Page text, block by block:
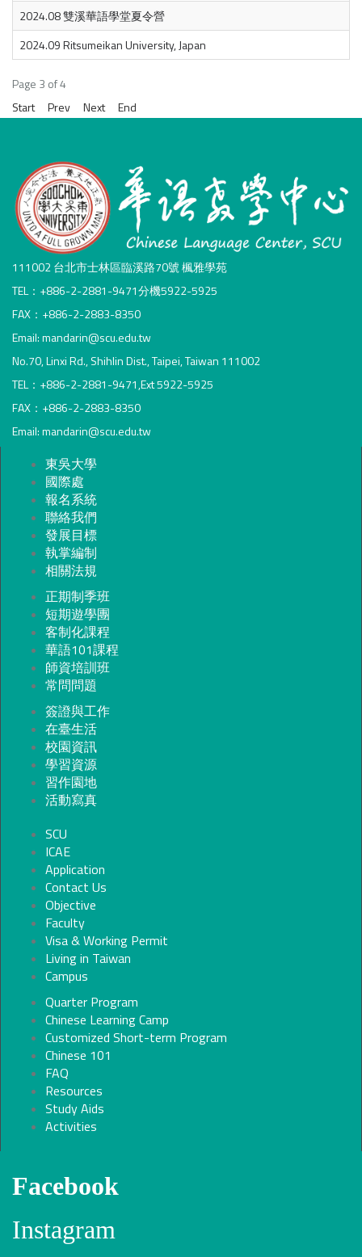
2024.08 雙溪華語學堂夏令營
2024.09 Ritsumeikan University, Japan
Page 3 of 4
Start
Prev Next End
111002 台北市士林區臨溪路70號 楓雅學苑
TEL：+886-2-2881-9471分機5922-5925
FAX：+886-2-2883-8350
Email: mandarin@scu.edu.tw
No.70, Linxi Rd., Shihlin Dist., Taipei, Taiwan 111002
TEL：+886-2-2881-9471,Ext 5922-5925
FAX：+886-2-2883-8350
Email: mandarin@scu.edu.tw
東吳大學
國際處
報名系統
聯絡我們
發展目標
執掌編制
相關法規
正期制季班
短期遊學團
客制化課程
華語101課程
師資培訓班
常問問題
簽證與工作
在臺生活
校園資訊
學習資源
習作園地
活動寫真
SCU
ICAE
Application
Contact Us
Objective
Faculty
Visa & Working Permit
Living in Taiwan
Campus
Quarter Program
Chinese Learning Camp
Customized Short-term Program
Chinese 101
FAQ
Resources
Study Aids
Activities
Facebook
Instagram